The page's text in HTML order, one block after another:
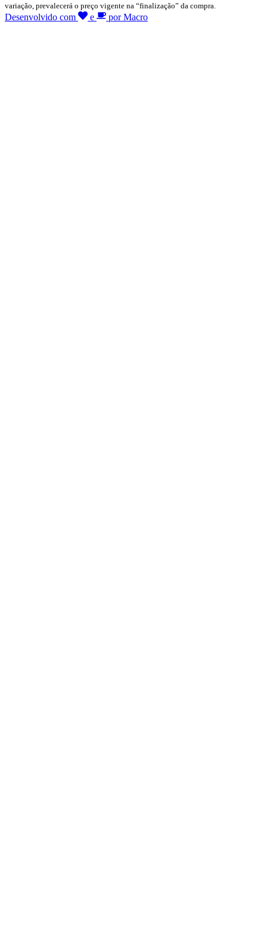
variação, prevalecerá o preço vigente na “finalização” da compra.
Desenvolvido com e por Macro